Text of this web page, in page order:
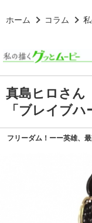
ホーム コラム
真島ヒロさん
「ブレイブハ
フリーダム！ーー英雄、